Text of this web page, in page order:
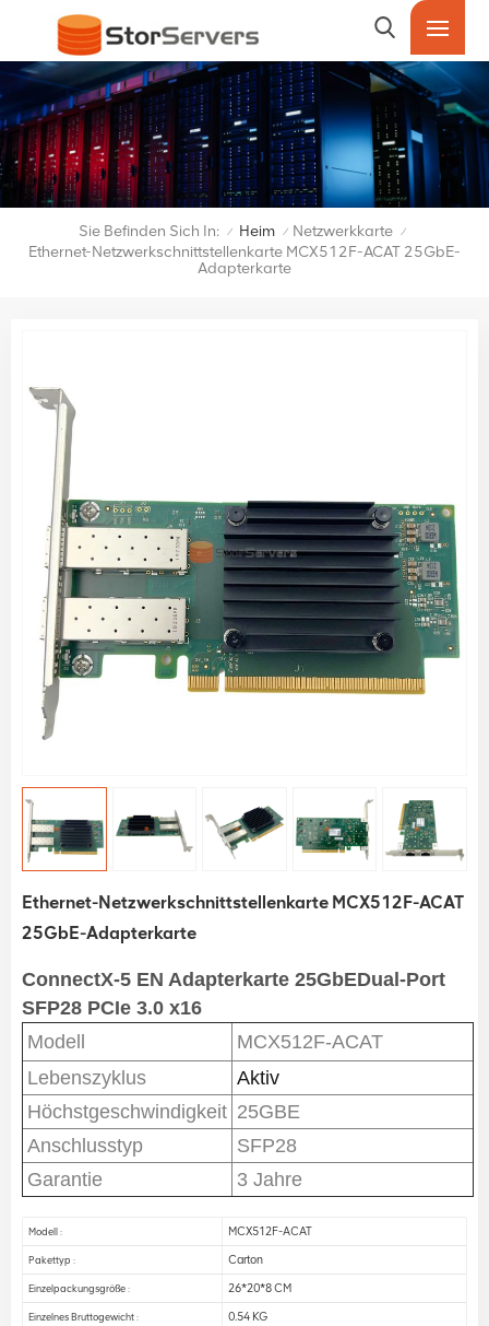
Sie Befinden Sich In: / Heim / Netzwerkkarte /
Ethernet-Netzwerkschnittstellenkarte MCX512F-ACAT 25GbE-
Adapterkarte
Ethernet-Netzwerkschnittstellenkarte MCX512F-ACAT
25GbE-Adapterkarte
ConnectX-5 EN Adapterkarte 25GbEDual-Port
SFP28 PCIe 3.0 x16
Modell
MCX512F-ACAT
Lebenszyklus
Aktiv
Höchstgeschwindigkeit 25GBE
Anschlusstyp
SFP28
Garantie
3 Jahre
Modell : MCX512F-ACAT
Pakettyp : Carton
Einzelpackungsgröße : 26*20*8 CM
Einzelnes Bruttogewicht : 0.54 KG